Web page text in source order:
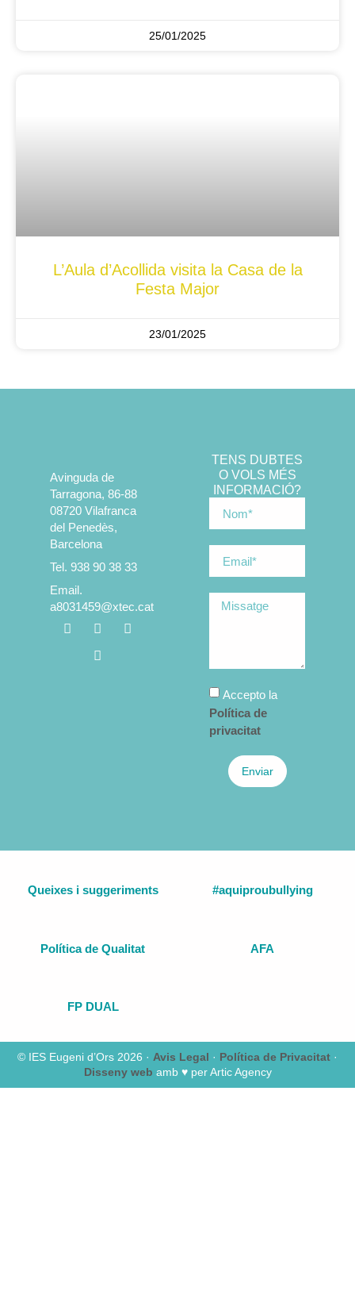
25/01/2025
L’Aula d’Acollida visita la Casa de la
Festa Major
23/01/2025
Avinguda de
Tarragona, 86-88
08720 Vilafranca
del Penedès,
Barcelona
Tel. 938 90 38 33
Email.
a8031459@xtec.cat
TENS DUBTES
O VOLS MÉS
INFORMACIÓ?
Accepto la
Política de
privacitat
Enviar
Queixes i suggeriments #aquiproubullying
Política de Qualitat AFA
FP DUAL
© IES Eugeni d’Ors 2026 · Avis Legal · Política de Privacitat ·
Disseny web amb ♥️ per Artic Agency